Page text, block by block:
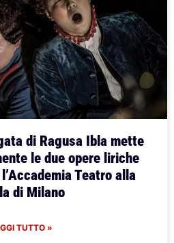
di Ragusa Ibla mette
le due opere liriche
Teatro alla
di Milano
TUTTO »